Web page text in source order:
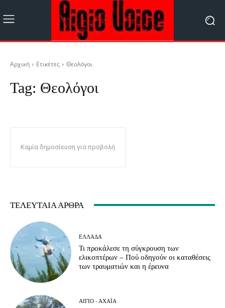
Αρχική Ετικέτες Θεολόγοι
Tag: Θεολόγοι
Καμία δημοσίευση για προβολή
ΤΕΛΕΥΤΑΊΑ ΆΡΘΡΑ
ΕΛΛΆΔΑ
Τι προκάλεσε τη σύγκρουση των
ελικοπτέρων – Πού οδηγούν οι καταθέσεις
των τραυματιών και η έρευνα
ΑΊΓΙΟ - ΑΧΑΪ́Α